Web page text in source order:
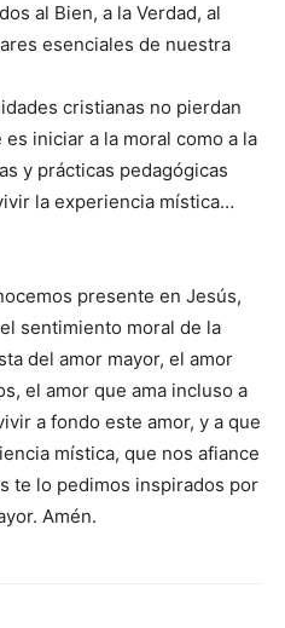
al Bien, a la Verdad, al
esenciales de nuestra
cristianas no pierdan
iniciar a la moral como a la
y prácticas pedagógicas
la experiencia mística…
presente en Jesús,
sentimiento moral de la
del amor mayor, el amor
el amor que ama incluso a
a fondo este amor, y a que
mística, que nos afiance
te lo pedimos inspirados por
Amén.